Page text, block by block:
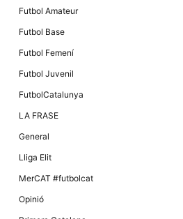
Futbol Amateur
Futbol Base
Futbol Femení
Futbol Juvenil
FutbolCatalunya
LA FRASE
General
Lliga Elit
MerCAT #futbolcat
Opinió